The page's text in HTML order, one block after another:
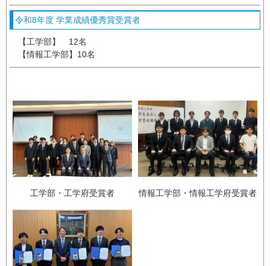
令和8年度 学業成績優秀賞受賞者
【工学部】 12名
【情報工学部】10名
工学部・工学府受賞者 情報工学部・情報工学府受賞者